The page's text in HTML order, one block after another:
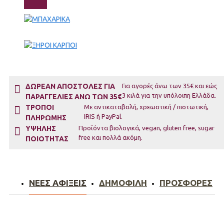
ΔΩΡΕΆΝ ΑΠΟΣΤΟΛΈΣ ΓΙΑ
ΠΑΡΑΓΓΕΛΊΕΣ ΑΝΩ ΤΩΝ 35€
Για αγορές άνω των 35€ και εώς
3 κιλά για την υπόλοιπη Ελλάδα.
TΡΟΠΟΙ
ΠΛΗΡΩΜΗΣ
Με αντικαταβολή, χρεωστική / πιστωτική,
IRIS ή PayPal.
ΥΨΗΛΗΣ
ΠΟΙΟΤΗΤΑΣ
Προϊόντα βιολογικά, vegan, gluten free, sugar
free και πολλά ακόμη.
ΝΕΕΣ ΑΦΙΞΕΙΣ ΔΗΜΟΦΙΛΗ ΠΡΟΣΦΟΡΕΣ